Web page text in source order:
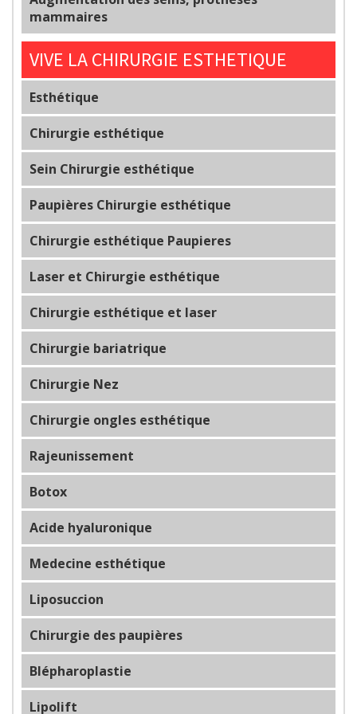
mammaires
VIVE LA CHIRURGIE ESTHETIQUE
Esthétique
Chirurgie esthétique
Sein Chirurgie esthétique
Paupières Chirurgie esthétique
Chirurgie esthétique Paupieres
Laser et Chirurgie esthétique
Chirurgie esthétique et laser
Chirurgie bariatrique
Chirurgie Nez
Chirurgie ongles esthétique
Rajeunissement
Botox
Acide hyaluronique
Medecine esthétique
Liposuccion
Chirurgie des paupières
Blépharoplastie
Lipolift